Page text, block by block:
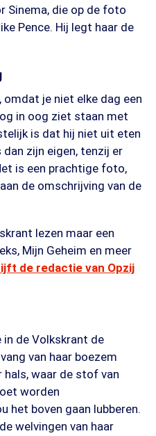
Sinema, die op de foto
Pence. Hij legt haar de
je niet elke dag een
in oog ziet staan met
is dat hij niet uit eten
zijn eigen, tenzij er
is een prachtige foto,
de omschrijving van de
lezen maar een
Mijn Geheim en meer
de redactie van Opzij
in de Volkskrant de
van haar boezem
waar de stof van
worden
het boven gaan lubberen.
welvingen van haar